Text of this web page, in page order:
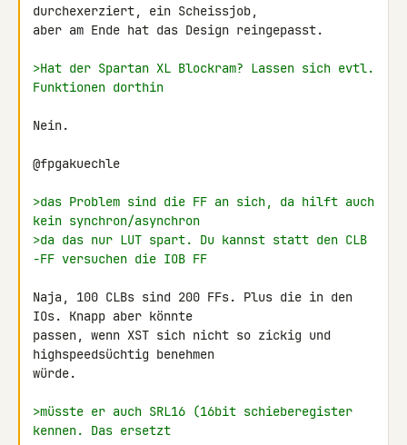
durchexerziert, ein Scheissjob,
aber am Ende hat das Design reingepasst.
>Hat der Spartan XL Blockram? Lassen sich evtl.
Funktionen dorthin
Nein.
@fpgakuechle
>das Problem sind die FF an sich, da hilft auch
kein synchron/asynchron
>da das nur LUT spart. Du kannst statt den CLB
-FF versuchen die IOB FF
Naja, 100 CLBs sind 200 FFs. Plus die in den
IOs. Knapp aber könnte
passen, wenn XST sich nicht so zickig und
highspeedsüchtig benehmen
würde.
>müsste er auch SRL16 (16bit schieberegister
kennen. Das ersetzt